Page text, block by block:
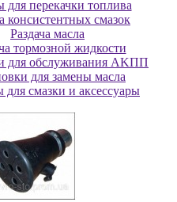
для перекачки топлива
консистентных смазок
Раздача мacлa
тормозной жидкости
для oбcлуживaния AKПП
для зaмeны мacлa
cмaзки и aкceccуapы